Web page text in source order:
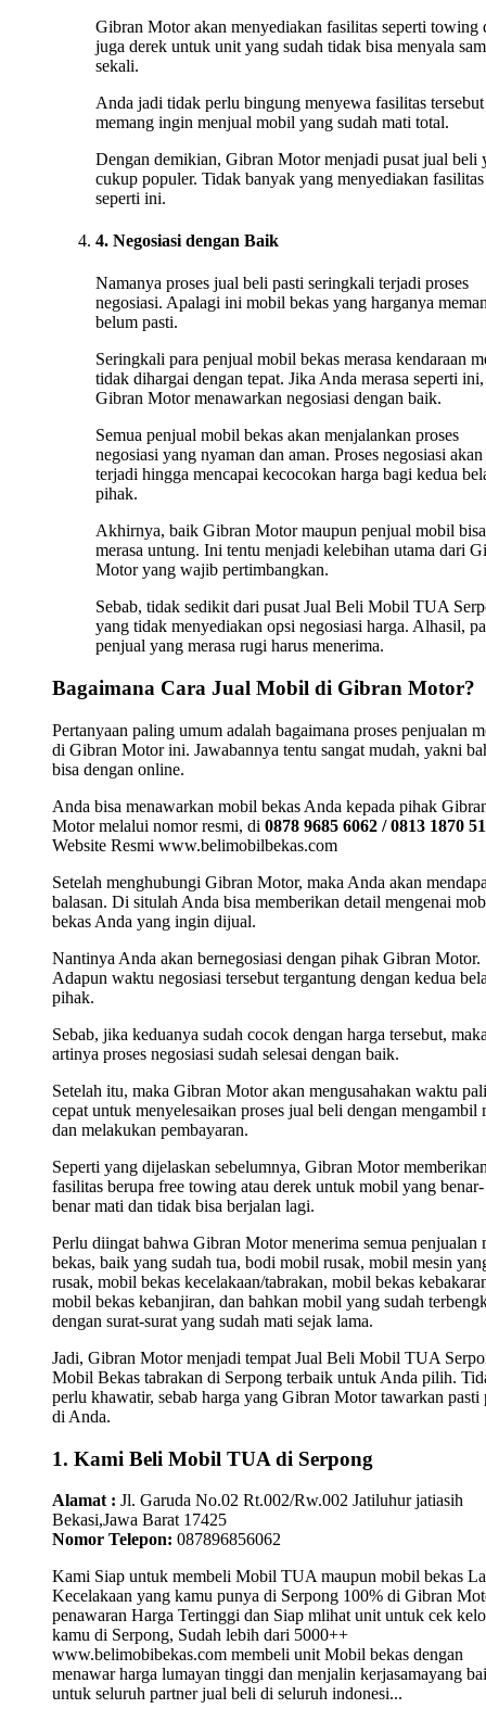
Gibran Motor akan menyediakan fasilitas seperti towing
juga derek untuk unit yang sudah tidak bisa menyala
sekali.
Anda jadi tidak perlu bingung menyewa fasilitas
memang ingin menjual mobil yang sudah mati total.
Dengan demikian, Gibran Motor menjadi pusat jual beli
cukup populer. Tidak banyak yang menyediakan fasilitas
seperti ini.
4. Negosiasi dengan Baik
Namanya proses jual beli pasti seringkali terjadi proses
negosiasi. Apalagi ini mobil bekas yang harganya
belum pasti.
Seringkali para penjual mobil bekas merasa kendaraan
tidak dihargai dengan tepat. Jika Anda merasa seperti ini,
Gibran Motor menawarkan negosiasi dengan baik.
Semua penjual mobil bekas akan menjalankan proses
negosiasi yang nyaman dan aman. Proses negosiasi akan
terjadi hingga mencapai kecocokan harga bagi kedua
pihak.
Akhirnya, baik Gibran Motor maupun penjual mobil bisa
merasa untung. Ini tentu menjadi kelebihan utama dari
Motor yang wajib pertimbangkan.
Sebab, tidak sedikit dari pusat Jual Beli Mobil TUA
yang tidak menyediakan opsi negosiasi harga. Alhasil,
penjual yang merasa rugi harus menerima.
Bagaimana Cara Jual Mobil di Gibran Motor?
Pertanyaan paling umum adalah bagaimana proses penjualan
di Gibran Motor ini. Jawabannya tentu sangat mudah, yakni
bisa dengan online.
Anda bisa menawarkan mobil bekas Anda kepada pihak
Motor melalui nomor resmi, di 0878 9685 6062 / 0813 1870
Website Resmi www.belimobilbekas.com
Setelah menghubungi Gibran Motor, maka Anda akan
balasan. Di situlah Anda bisa memberikan detail mengenai
bekas Anda yang ingin dijual.
Nantinya Anda akan bernegosiasi dengan pihak Gibran Motor.
Adapun waktu negosiasi tersebut tergantung dengan kedua
pihak.
Sebab, jika keduanya sudah cocok dengan harga tersebut,
artinya proses negosiasi sudah selesai dengan baik.
Setelah itu, maka Gibran Motor akan mengusahakan waktu
cepat untuk menyelesaikan proses jual beli dengan mengambil
dan melakukan pembayaran.
Seperti yang dijelaskan sebelumnya, Gibran Motor
fasilitas berupa free towing atau derek untuk mobil yang benar-
benar mati dan tidak bisa berjalan lagi.
Perlu diingat bahwa Gibran Motor menerima semua penjualan
bekas, baik yang sudah tua, bodi mobil rusak, mobil mesin
rusak, mobil bekas kecelakaan/tabrakan, mobil bekas
mobil bekas kebanjiran, dan bahkan mobil yang sudah
dengan surat-surat yang sudah mati sejak lama.
Jadi, Gibran Motor menjadi tempat Jual Beli Mobil TUA
Mobil Bekas tabrakan di Serpong terbaik untuk Anda pilih.
perlu khawatir, sebab harga yang Gibran Motor tawarkan pasti
di Anda.
1. Kami Beli Mobil TUA di Serpong
Alamat : Jl. Garuda No.02 Rt.002/Rw.002 Jatiluhur jatiasih
Bekasi,Jawa Barat 17425
Nomor Telepon: 087896856062
Kami Siap untuk membeli Mobil TUA maupun mobil bekas
Kecelakaan yang kamu punya di Serpong 100% di Gibran
penawaran Harga Tertinggi dan Siap mlihat unit untuk cek
kamu di Serpong, Sudah lebih dari 5000++
www.belimobibekas.com membeli unit Mobil bekas dengan
menawar harga lumayan tinggi dan menjalin kerjasamayang
untuk seluruh partner jual beli di seluruh indonesi...